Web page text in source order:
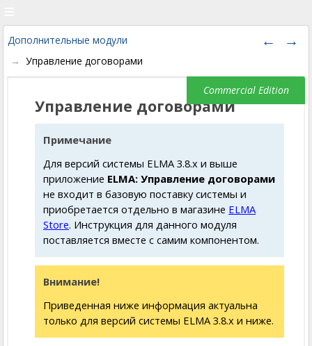
Дополнительные модули
Управление договорами
Управление договорами
Примечание
Для версий системы ELMA 3.8.х и выше
приложение ELMA: Управление договорами
не входит в базовую поставку системы и
приобретается отдельно в магазине ELMA
Store. Инструкция для данного модуля
поставляется вместе с самим компонентом.
Внимание!
Приведенная ниже информация актуальна
только для версий системы ELMA 3.8.х и ниже.